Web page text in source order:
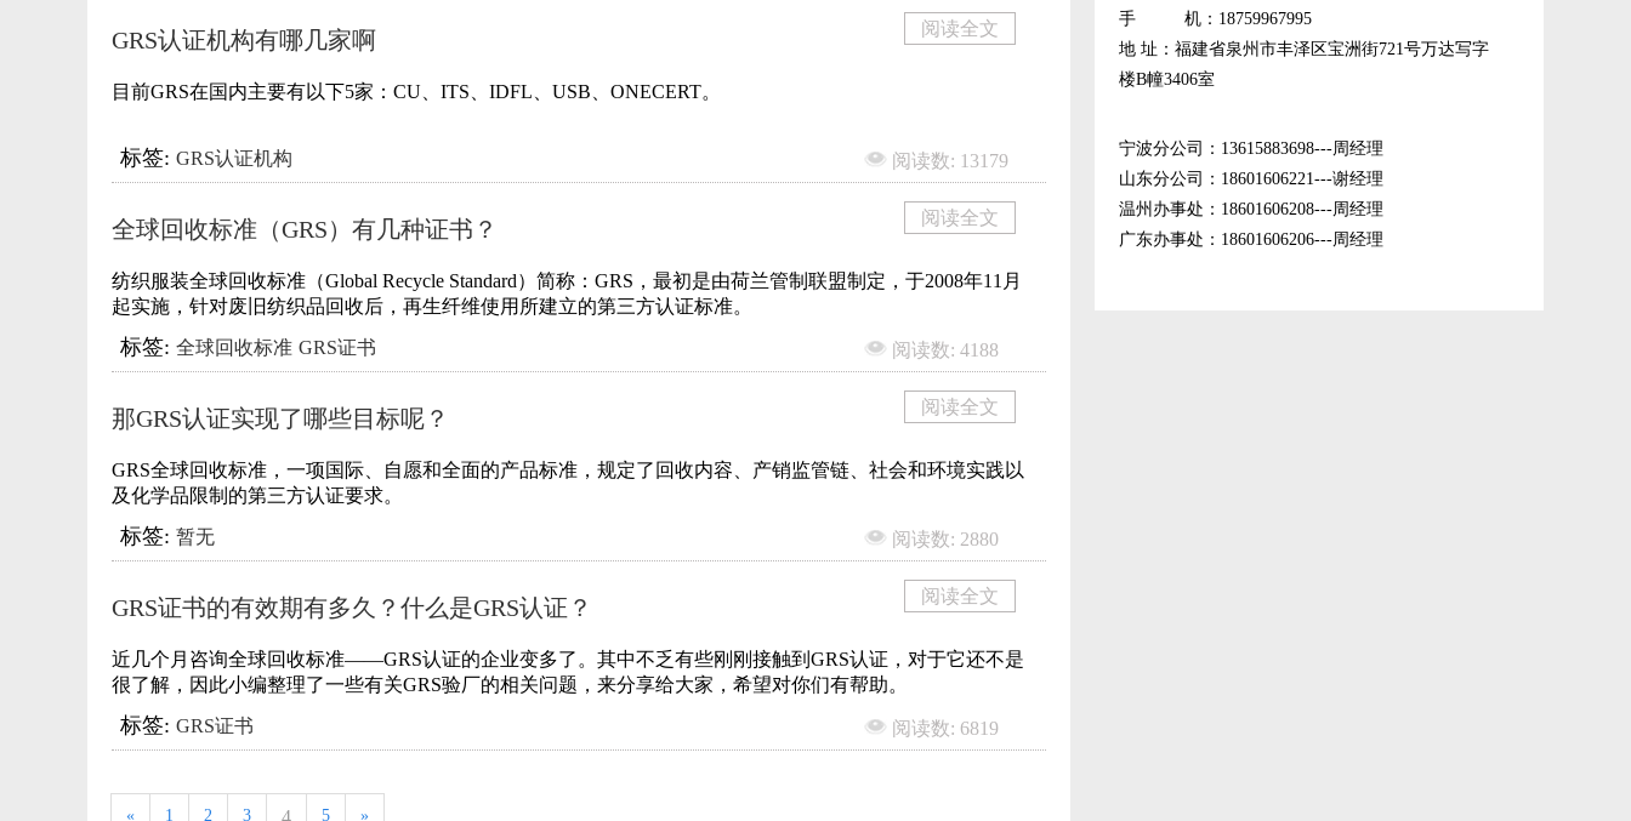
GRS认证机构有哪几家啊 阅读全文
目前GRS在国内主要有以下5家：CU、ITS、IDFL、USB、ONECERT。
标签: GRS认证机构 阅读数: 13179
全球回收标准（GRS）有几种证书？ 阅读全文
纺织服装全球回收标准（Global Recycle Standard）简称：GRS，最初是由荷兰管制联盟制定，于2008年11月
起实施，针对废旧纺织品回收后，再生纤维使用所建立的第三方认证标准。
标签: 全球回收标准 GRS证书 阅读数: 4188
那GRS认证实现了哪些目标呢？ 阅读全文
GRS全球回收标准，一项国际、自愿和全面的产品标准，规定了回收内容、产销监管链、社会和环境实践以
及化学品限制的第三方认证要求。
标签: 暂无 阅读数: 2880
GRS证书的有效期有多久？什么是GRS认证？ 阅读全文
近几个月咨询全球回收标准——GRS认证的企业变多了。其中不乏有些刚刚接触到GRS认证，对于它还不是
很了解，因此小编整理了一些有关GRS验厂的相关问题，来分享给大家，希望对你们有帮助。
标签: GRS证书 阅读数: 6819
« 1 2 3 5 »
手 机：18759967995
地 址：福建省泉州市丰泽区宝洲街721号万达写字
楼B幢3406室
宁波分公司：13615883698---周经理
山东分公司：18601606221---谢经理
温州办事处：18601606208---周经理
广东办事处：18601606206---周经理